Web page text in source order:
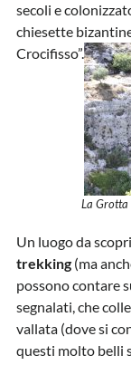
secoli e
chiesette
Crocifisso”.
La Grotta
Un luogo da
trekking(ma
possono contare
segnalati, che
vallata (dove si
questi molto belli